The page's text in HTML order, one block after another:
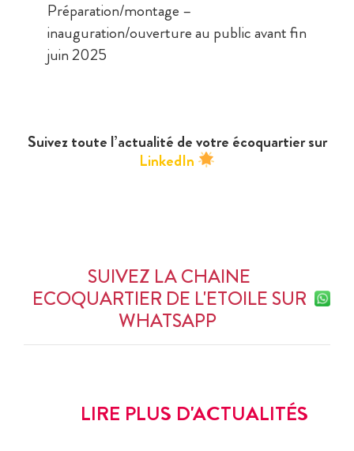
Préparation/montage –
inauguration/ouverture au public avant fin
juin 2025
Suivez toute l’actualité de votre écoquartiersur
LinkedIn
SUIVEZ LA CHAINE
ECOQUARTIER DE L'ETOILE SUR
WHATSAPP
LIRE PLUS D'ACTUALITÉS